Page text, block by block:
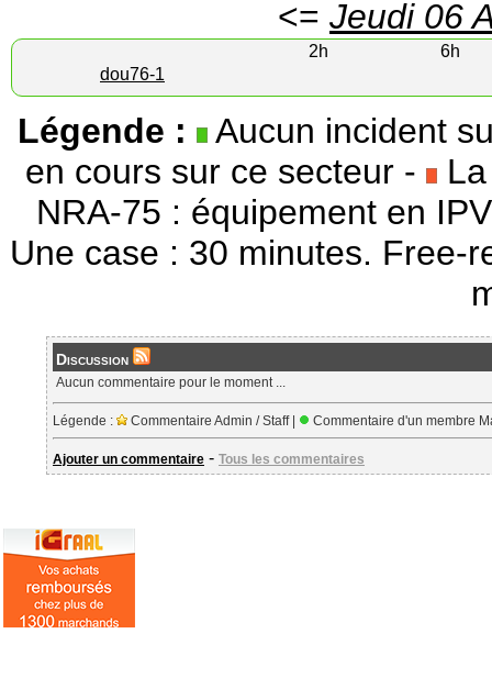
<= Jeudi 06
2h
6h
dou76-1
Légende :
Aucun incident
en cours sur ce secteur - La
NRA-75 : équipement en
Une case : 30 minutes. Free-
Discussion
Aucun commentaire pour le moment ...
Légende : Commentaire Admin / Staff | Commentaire d'un membre
Ajouter un commentaire - Tous les commentaires